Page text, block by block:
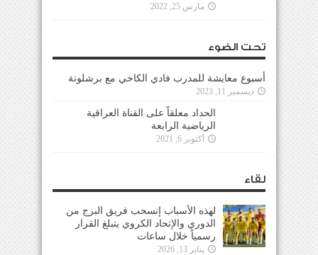
مارس 25, 2022
تحت الضوء
أسبوع معايشة للمدرب فادي الكاخي مع برشلونة
ديسمبر 11, 2023
الحداد معلقاً على القناة العراقية
الرياضية الرابعة
أكتوبر 6, 2021
لقاء
لهذه الأسباب إنسحب فريق البرج من
الدوري والإتحاد الكروي يتبلغ القرار
رسمياً خلال ساعات
يناير 13, 2026